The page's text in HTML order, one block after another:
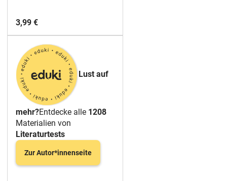
3,99 €
Lust auf
mehr?Entdecke alle 1208
Materialien von
Literaturtests
Zur Autor*innenseite